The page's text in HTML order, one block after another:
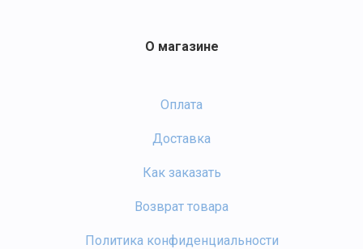
О магазине
Оплата
Доставка
Как заказать
Возврат товара
Политика конфиденциальности